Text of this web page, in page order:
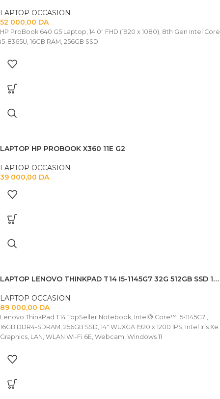
LAPTOP OCCASION
52 000,00 DA
HP ProBook 640 G5 Laptop, 14.0" FHD (1920 x 1080), 8th Gen Intel Core
i5-8365U, 16GB RAM, 256GB SSD
LAPTOP HP PROBOOK X360 11E G2
LAPTOP OCCASION
39 000,00 DA
LAPTOP LENOVO THINKPAD T14 I5-1145G7 32G 512GB SSD 14″FHD TACTILE
LAPTOP OCCASION
89 000,00 DA
Lenovo ThinkPad T14 TopSeller Notebook, Intel® Core™ i5-1145G7 ,
16GB DDR4-SDRAM, 256GB SSD, 14" WUXGA 1920 x 1200 IPS, Intel Iris Xe
Graphics, LAN, WLAN Wi-Fi 6E, Webcam, Windows 11